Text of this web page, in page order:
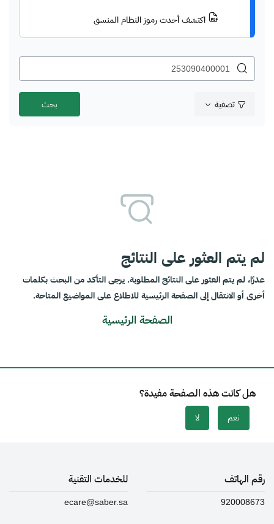
اكتشف أحدث رموز النظام المنسق
تصفية
لم يتم العثور على النتائج
عذرًا، لم يتم العثور على النتائج المطلوبة. يرجى التأكد من البحث بكلمات
أخرى أو الانتقال إلى الصفحة الرئيسية للاطلاع على المواضيع المتاحة.
الصفحة الرئيسية
هل كانت هذه الصفحة مفيدة؟
نعم لا
رقم الهاتف
920008673
للخدمات التقنية
ecare@saber.sa